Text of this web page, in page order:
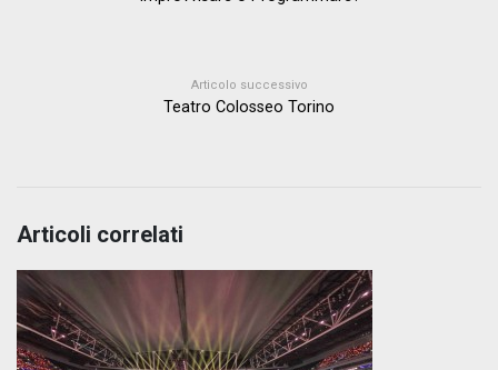
Articolo successivo
Teatro Colosseo Torino
Articoli correlati